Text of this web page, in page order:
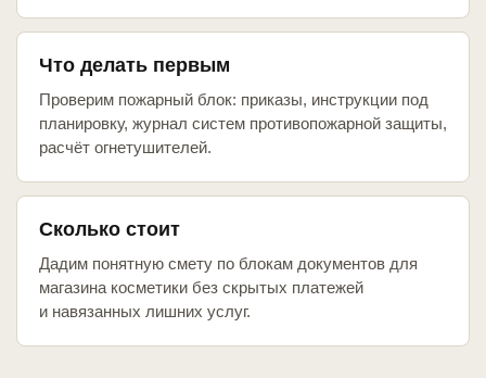
Что делать первым
Проверим пожарный блок: приказы, инструкции под
планировку, журнал систем противопожарной защиты,
расчёт огнетушителей.
Сколько стоит
Дадим понятную смету по блокам документов для
магазина косметики без скрытых платежей
и навязанных лишних услуг.